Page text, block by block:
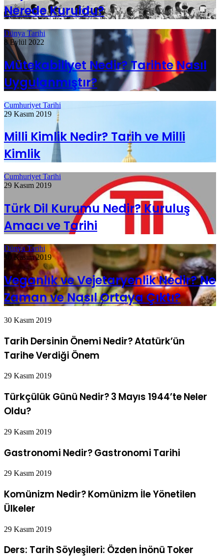
Nerede Kuruldu?
Dünya Tarihi
8 Eylül 2022
Mütekabiliyet Nedir? Tarihte Nasıl
Uygulanmıştır?
Cumhuriyet Tarihi
29 Kasım 2019
Milli Kimlik Nedir? Tarih ve Milli
Kimlik
Cumhuriyet Tarihi
29 Kasım 2019
Türk Dil Kurumu Nedir? Kuruluş
Amacı ve Tarihi
Dünya Tarihi
30 Kasım 2019
Veganlık ve Vejetaryenlik Nedir? Ne
Zaman ve Nasıl Ortaya Çıktı?
30 Kasım 2019
Tarih Dersinin Önemi Nedir? Atatürk’ün
Tarihe Verdiği Önem
29 Kasım 2019
Türkçülük Günü Nedir? 3 Mayıs 1944’te Neler
Oldu?
29 Kasım 2019
Gastronomi Nedir? Gastronomi Tarihi
29 Kasım 2019
Komünizm Nedir? Komünizm İle Yönetilen
Ülkeler
29 Kasım 2019
Ders: Tarih Söyleşileri: Özden İnönü Toker